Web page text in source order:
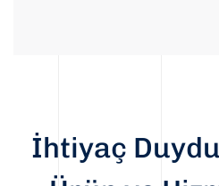
İhtiyaç